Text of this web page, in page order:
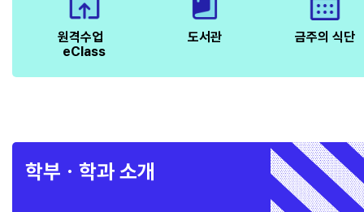
원격수업
eClass
도서관 금주의 식단
학부ㆍ학과 소개